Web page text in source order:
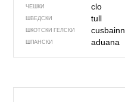
ЧЕШКИ clo
ШВЕДСКИ tull
ШКОТСКИ ГЕЛСКИ cusbainn
ШПАНСКИ aduana